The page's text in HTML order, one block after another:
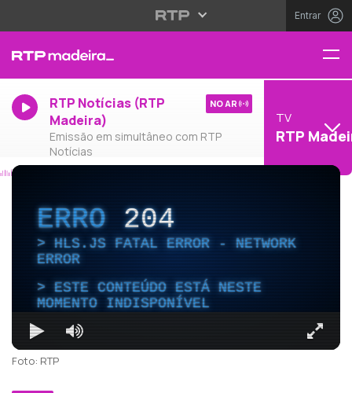
Entrar
RTP Notícias (RTP
Madeira)
Emissão em simultâneo com RTP
Notícias
NO AR
TV
RTP
ERRO204
HLS.JS FATAL ERROR - NETWORK
ERROR
ESTE CONTEÚDO ESTÁ NESTE
MOMENTO INDISPONÍVEL
Foto: RTP